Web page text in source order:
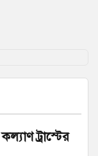
ট্রাস্টের